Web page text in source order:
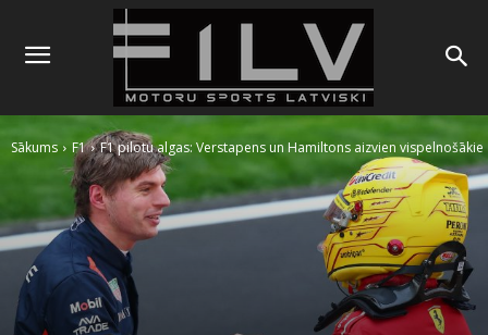
Sākums F1 F1 pilotu algas: Verstapens un Hamiltons aizvien vispelnošākie